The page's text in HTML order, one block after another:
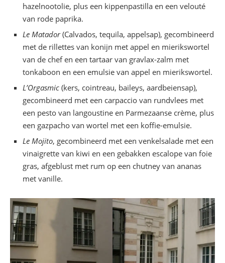
hazelnootolie, plus een kippenpastilla en een velouté
van rode paprika.
Le Matador(Calvados, tequila, appelsap), gecombineerd
met de rillettes van konijn met appel en mierikswortel
van de chef en een tartaar van gravlax-zalm met
tonkaboon en een emulsie van appel en mierikswortel.
L’Orgasmic (kers, cointreau, baileys, aardbeiensap),
gecombineerd met een carpaccio van rundvlees met
een pesto van langoustine en Parmezaanse crème, plus
een gazpacho van wortel met een koffie-emulsie.
Le Mojito, gecombineerd met een venkelsalade met een
vinaigrette van kiwi en een gebakken escalope van foie
gras, afgeblust met rum op een chutney van ananas
met vanille.